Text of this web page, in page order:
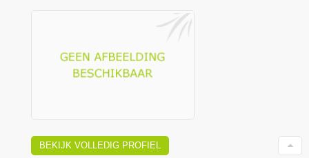
BEKIJK VOLLEDIG PROFIEL